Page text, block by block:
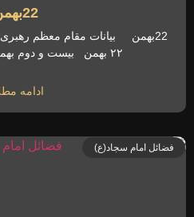
22بهمن
22بهمن بیانات مقام معظم
۲۲ بهمن بیست و دوم بهمن، در حکم عید غدیر
ادامه
فضائل امام سجاد(ع)